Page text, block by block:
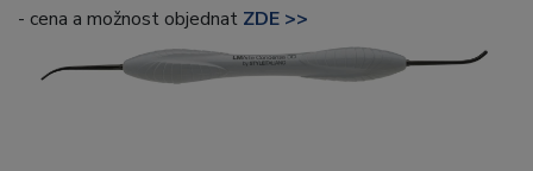
- cena a možnost objednat ZDE >>